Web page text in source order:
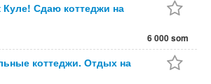
Сдаю коттеджи на
6 000 som
коттеджи. Отдых на